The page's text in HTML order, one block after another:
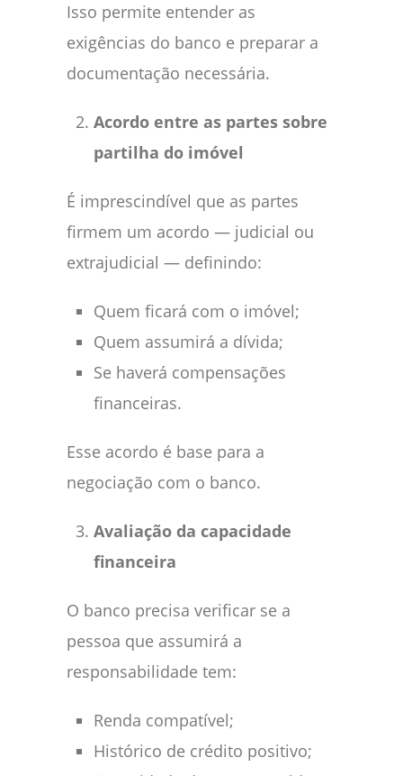
Isso permite entender as
exigências do banco e preparar a
documentação necessária.
Acordo entre as partes sobre
partilha do imóvel
É imprescindível que as partes
firmem um acordo — judicial ou
extrajudicial — definindo:
Quem ficará com o imóvel;
Quem assumirá a dívida;
Se haverá compensações
financeiras.
Esse acordo é base para a
negociação com o banco.
Avaliação da capacidade
financeira
O banco precisa verificar se a
pessoa que assumirá a
responsabilidade tem:
Renda compatível;
Histórico de crédito positivo;